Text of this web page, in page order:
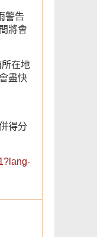
警告
將會
在地
盡快
得分